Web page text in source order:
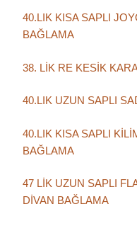
40.LIK KISA SAPLI
BAĞLAMA
38. LİK RE KESİK
40.LIK UZUN SAPLI
40.LIK KISA SAPLI
BAĞLAMA
47 LİK UZUN SAPLI
DİVAN BAĞLAMA